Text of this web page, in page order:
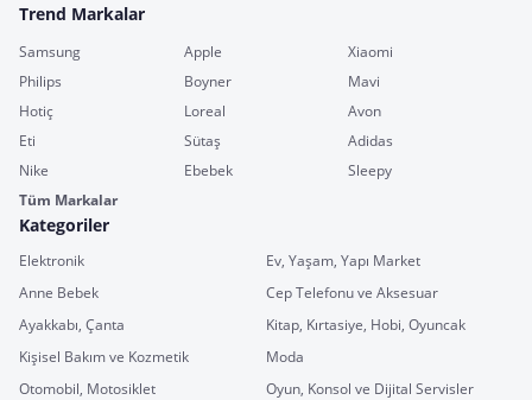
Trend Markalar
Samsung Apple
Xiaomi
Philips
Boyner
Mavi
Hotiç
Loreal
Avon
Eti
Sütaş
Adidas
Nike
Ebebek
Sleepy
Tüm Markalar
Kategoriler
Elektronik
Ev, Yaşam, Yapı Market
Anne Bebek
Cep Telefonu ve Aksesuar
Ayakkabı, Çanta
Kitap, Kırtasiye, Hobi, Oyuncak
Kişisel Bakım ve Kozmetik
Moda
Otomobil, Motosiklet
Oyun, Konsol ve Dijital Servisler